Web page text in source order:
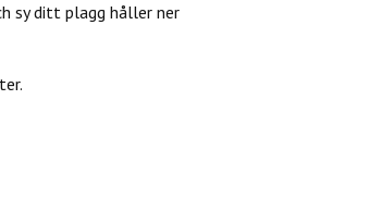
sy ditt plagg håller ner